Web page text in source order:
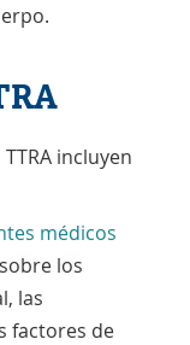
incluyen
médicos
los
las
factores de